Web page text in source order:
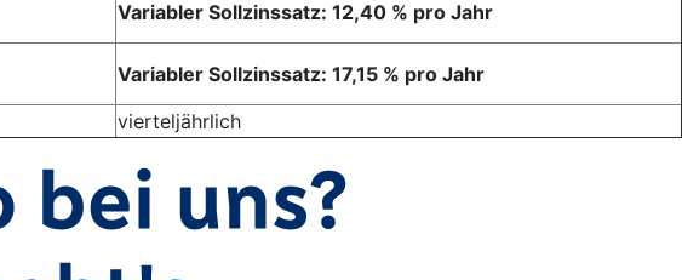
Variabler Sollzinssatz: 12,40 % pro Jahr
Variabler Sollzinssatz: 17,15 % pro Jahr
vierteljährlich